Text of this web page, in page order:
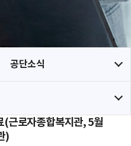
공단소식
근로자종합복지관, 5월
)